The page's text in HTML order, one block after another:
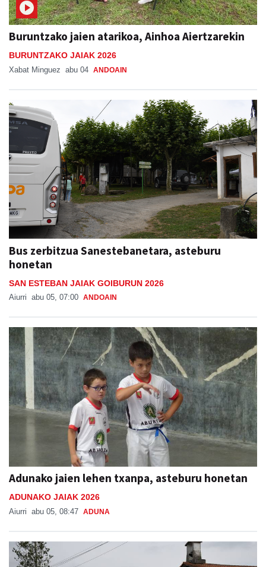
Buruntzako jaien atarikoa, Ainhoa Aiertzarekin
BURUNTZAKO JAIAK 2026
Xabat Minguez abu 04 ANDOAIN
Bus zerbitzua Sanestebanetara, asteburu
honetan
SAN ESTEBAN JAIAK GOIBURUN 2026
Aiurri abu 05, 07:00 ANDOAIN
Adunako jaien lehen txanpa, asteburu honetan
ADUNAKO JAIAK 2026
Aiurri abu 05, 08:47 ADUNA